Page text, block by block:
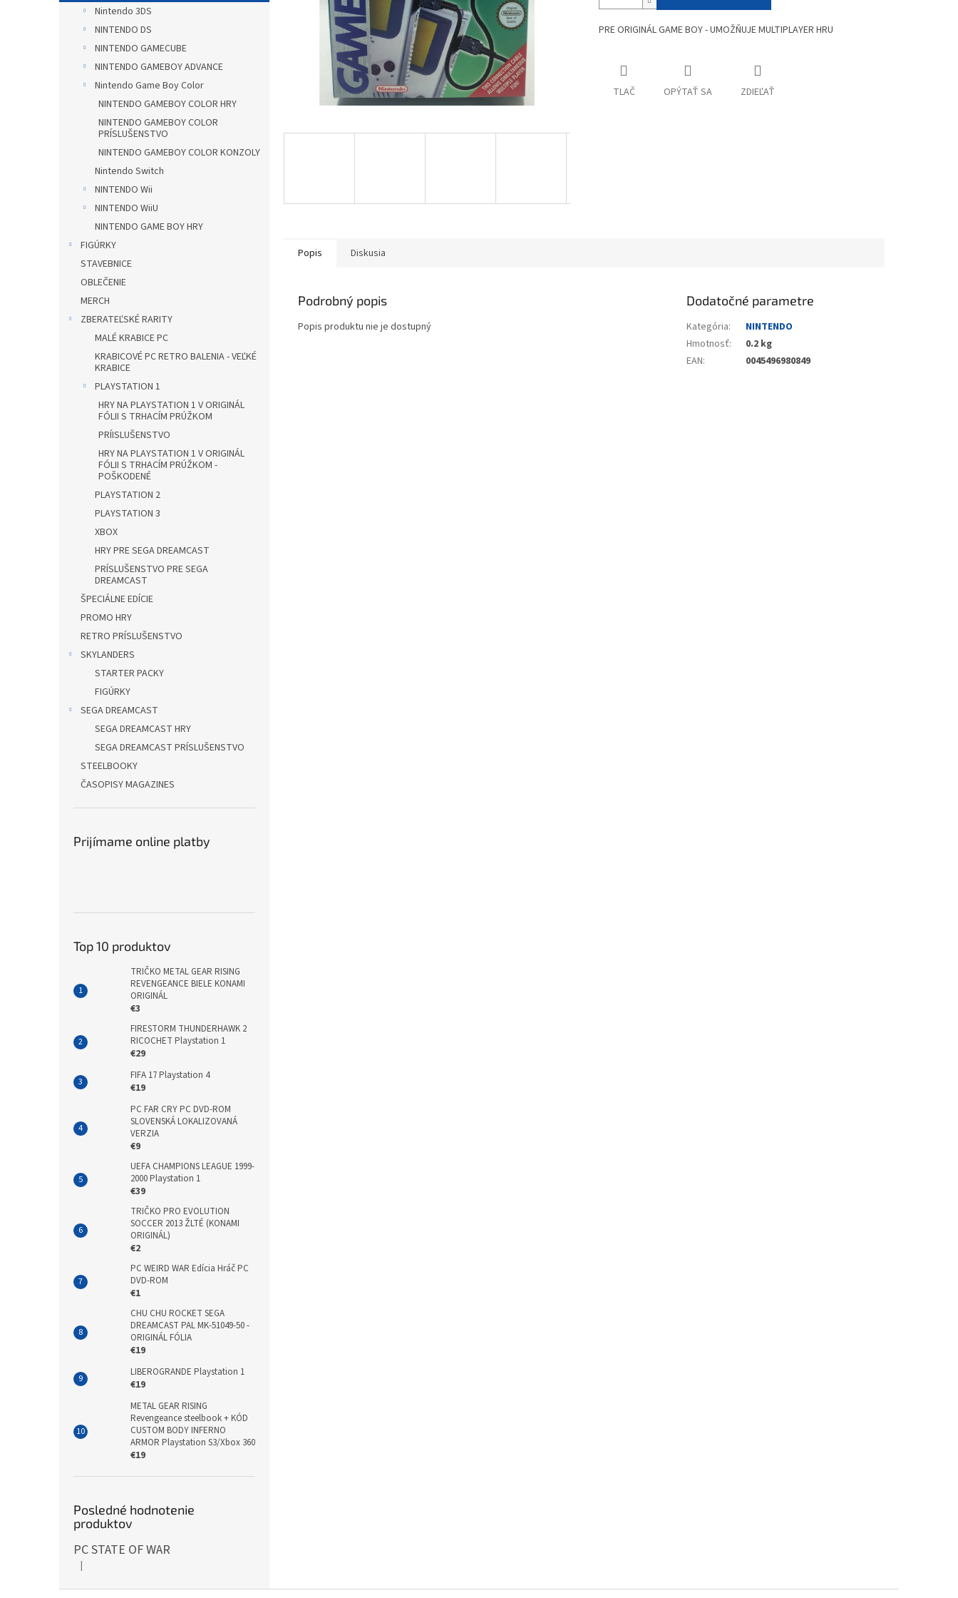
Nintendo 3DS
NINTENDO DS
NINTENDO GAMECUBE
NINTENDO GAMEBOY ADVANCE
Nintendo Game Boy Color
NINTENDO GAMEBOY COLOR HRY
NINTENDO GAMEBOY COLOR
PRÍSLUŠENSTVO
NINTENDO GAMEBOY COLOR KONZOLY
Nintendo Switch
NINTENDO Wii
NINTENDO WiiU
NINTENDO GAME BOY HRY
FIGÚRKY
STAVEBNICE
OBLEČENIE
MERCH
ZBERATEĽSKÉ RARITY
MALÉ KRABICE PC
KRABICOVÉ PC RETRO BALENIA - VEĽKÉ
KRABICE
PLAYSTATION 1
HRY NA PLAYSTATION 1 V ORIGINÁL
FÓLII S TRHACÍM PRÚŽKOM
PRÍISLUŠENSTVO
HRY NA PLAYSTATION 1 V ORIGINÁL
FÓLII S TRHACÍM PRÚŽKOM -
POŠKODENÉ
PLAYSTATION 2
PLAYSTATION 3
XBOX
HRY PRE SEGA DREAMCAST
PRÍSLUŠENSTVO PRE SEGA
DREAMCAST
ŠPECIÁLNE EDÍCIE
PROMO HRY
RETRO PRÍSLUŠENSTVO
SKYLANDERS
STARTER PACKY
FIGÚRKY
SEGA DREAMCAST
SEGA DREAMCAST HRY
SEGA DREAMCAST PRÍSLUŠENSTVO
STEELBOOKY
ČASOPISY MAGAZINES
Prijímame online platby
Top 10 produktov
TRIČKO METAL GEAR RISING
REVENGEANCE BIELE KONAMI
ORIGINÁL
€3
FIRESTORM THUNDERHAWK 2
RICOCHET Playstation 1
€29
FIFA 17 Playstation 4
€19
PC FAR CRY PC DVD-ROM
SLOVENSKÁ LOKALIZOVANÁ
VERZIA
€9
UEFA CHAMPIONS LEAGUE 1999-
2000 Playstation 1
€39
TRIČKO PRO EVOLUTION
SOCCER 2013 ŽLTÉ (KONAMI
ORIGINÁL)
€2
PC WEIRD WAR Edícia Hráč PC
DVD-ROM
€1
CHU CHU ROCKET SEGA
DREAMCAST PAL MK-51049-50 -
ORIGINÁL FÓLIA
€19
LIBEROGRANDE Playstation 1
€19
METAL GEAR RISING
Revengeance steelbook + KÓD
CUSTOM BODY INFERNO
ARMOR Playstation S3/Xbox 360
€19
Posledné hodnotenie
produktov
PC STATE OF WAR
Hodnotenie produktu je 5 z 5 hviezdičiek.
|
PRE ORIGINÁL GAME BOY - UMOŽŇUJE MULTIPLAYER HRU
TLAČ OPÝTAŤ SA ZDIEĽAŤ
Popis Diskusia
Podrobný popis
Popis produktu nie je dostupný
Dodatočné parametre
Kategória:
NINTENDO
Hmotnosť:
0.2 kg
EAN: 0045496980849